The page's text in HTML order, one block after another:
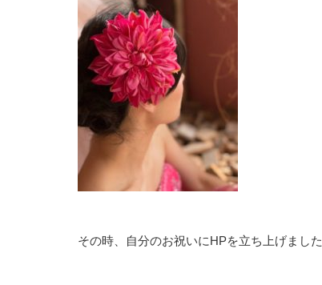
その時、自分のお祝いにHPを立ち上げました